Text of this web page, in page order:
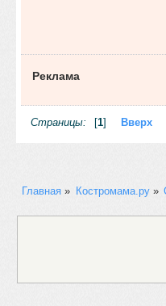
Реклама
Страницы: [1] Вверх
Главная » Костромама.ру»